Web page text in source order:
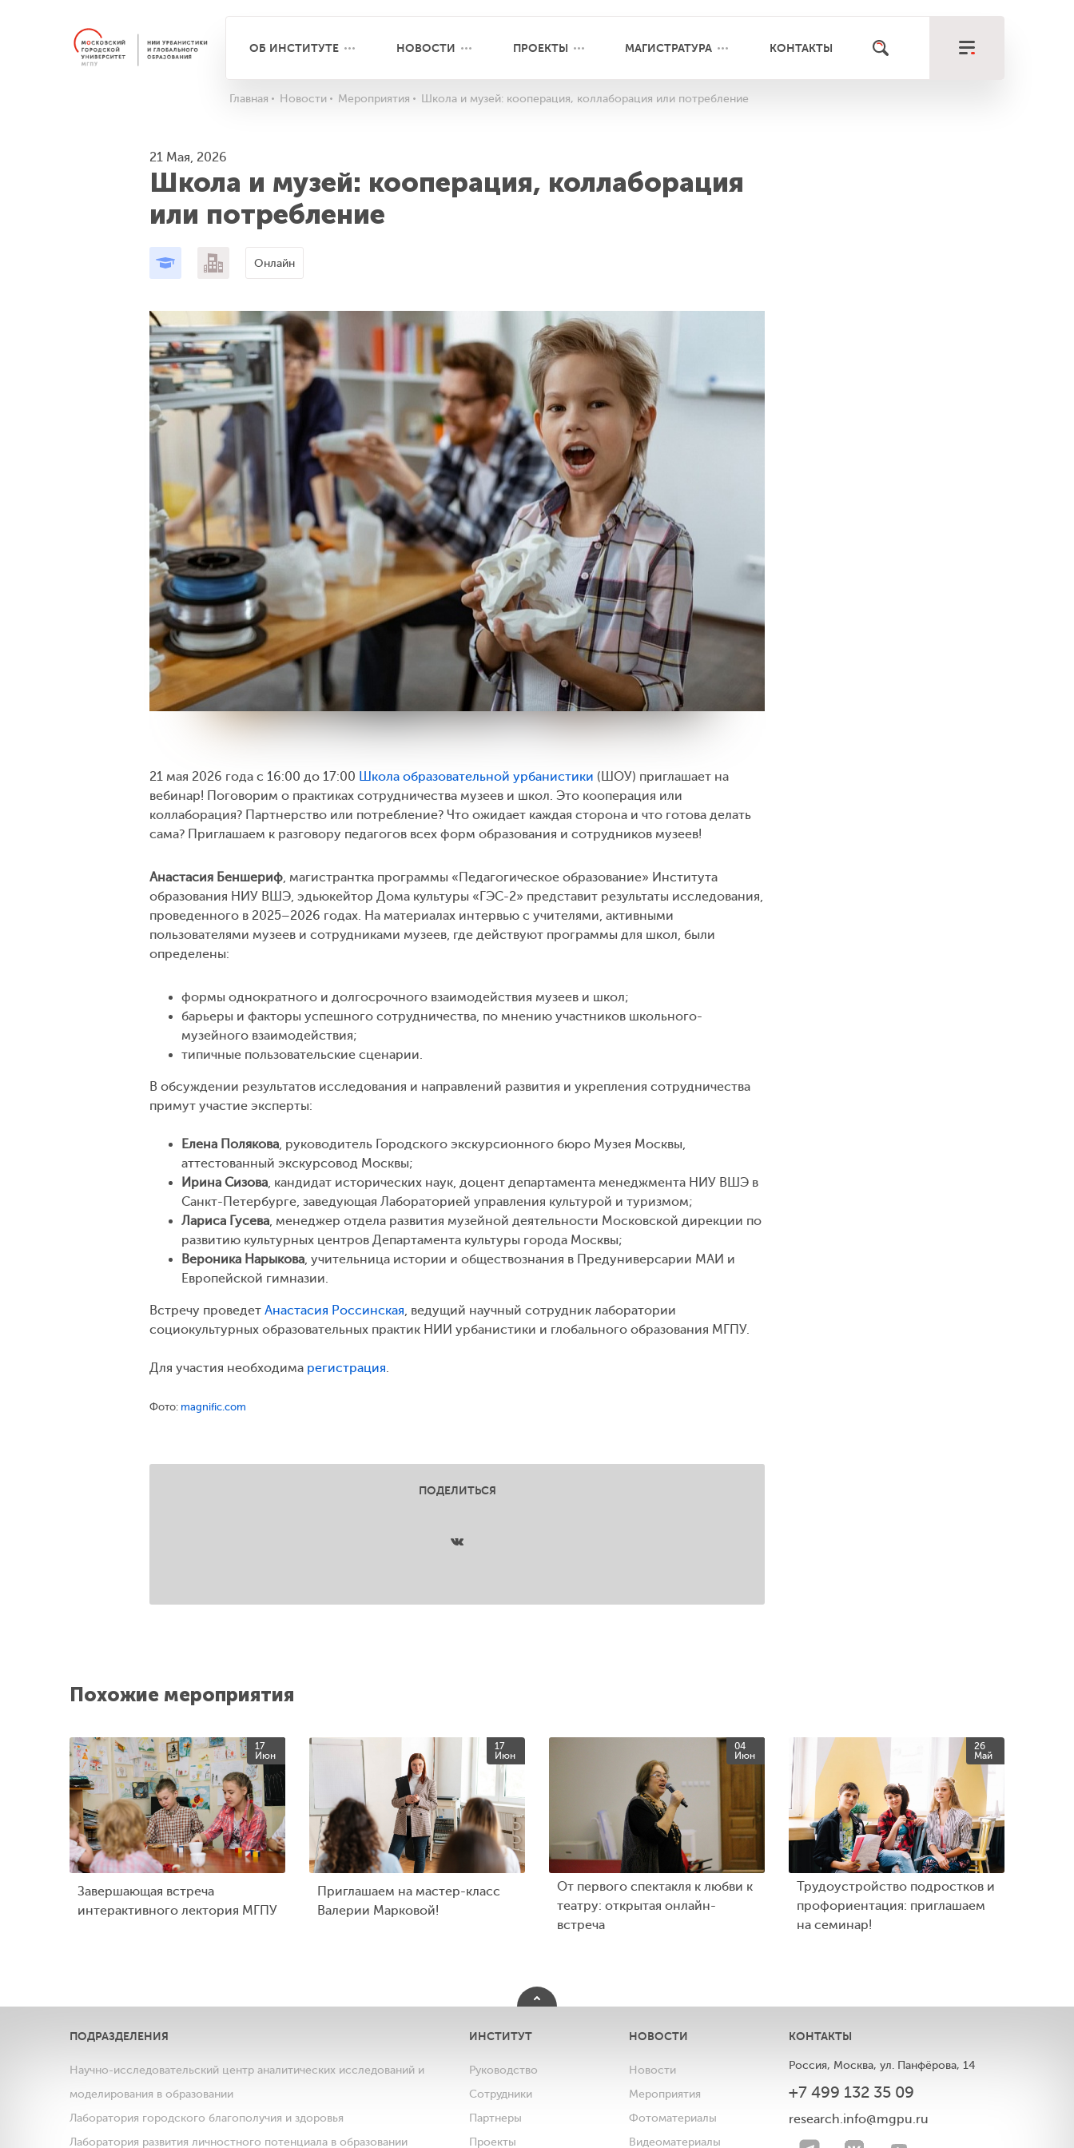
ОБ ИНСТИТУТЕ НОВОСТИ ПРОЕКТЫ МАГИСТРАТУРА КОНТАКТЫ
Главная Новости Мероприятия Школа и музей: кооперация, коллаборация или потребление
21 Мая, 2026
Школа и музей: кооперация, коллаборация
или потребление
Онлайн
21 мая 2026 года с 16:00 до 17:00 Школа образовательной урбанистики (ШОУ) приглашает на
вебинар! Поговорим о практиках сотрудничества музеев и школ. Это кооперация или
коллаборация? Партнерство или потребление? Что ожидает каждая сторона и что готова делать
сама? Приглашаем к разговору педагогов всех форм образования и сотрудников музеев!
Анастасия Беншериф , магистрантка программы «Педагогическое образование» Института
образования НИУ ВШЭ, эдьюкейтор Дома культуры «ГЭС-2» представит результаты исследования,
проведенного в 2025–2026 годах. На материалах интервью с учителями, активными
пользователями музеев и сотрудниками музеев, где действуют программы для школ, были
определены:
формы однократного и долгосрочного взаимодействия музеев и школ;
барьеры и факторы успешного сотрудничества, по мнению участников школьного-
музейного взаимодействия;
типичные пользовательские сценарии.
В обсуждении результатов исследования и направлений развития и укрепления сотрудничества
примут участие эксперты:
Елена Полякова , руководитель Городского экскурсионного бюро Музея Москвы,
аттестованный экскурсовод Москвы;
Ирина Сизова , кандидат исторических наук, доцент департамента менеджмента НИУ ВШЭ в
Санкт-Петербурге, заведующая Лабораторией управления культурой и туризмом;
Лариса Гусева , менеджер отдела развития музейной деятельности Московской дирекции по
развитию культурных центров Департамента культуры города Москвы;
Вероника Нарыкова , учительница истории и обществознания в Предуниверсарии МАИ и
Европейской гимназии.
Встречу проведет Анастасия Россинская , ведущий научный сотрудник лаборатории
социокультурных образовательных практик НИИ урбанистики и глобального образования МГПУ.
Для участия необходима регистрация
Фото: magnific.com
ПОДЕЛИТЬСЯ
Похожие мероприятия
17
Июн
Завершающая встреча
интерактивного лектория МГПУ
17
Июн
Приглашаем на мастер-класс
Валерии Марковой!
04
Июн
От первого спектакля к любви к
театру: открытая онлайн-
встреча
26
Май
Трудоустройство подростков и
профориентация: приглашаем
на семинар!
ПОДРАЗДЕЛЕНИЯ
Научно-исследовательский центр аналитических исследований и
моделирования в образовании
Лаборатория городского благополучия и здоровья
Лаборатория развития личностного потенциала в образовании
ИНСТИТУТ
Руководство
Сотрудники
Партнеры
Проекты
НОВОСТИ
Новости
Мероприятия
Фотоматериалы
Видеоматериалы
КОНТАКТЫ
Россия, Москва, ул. Панфёрова, 14
+7 499 132 35 09
research.info@mgpu.ru